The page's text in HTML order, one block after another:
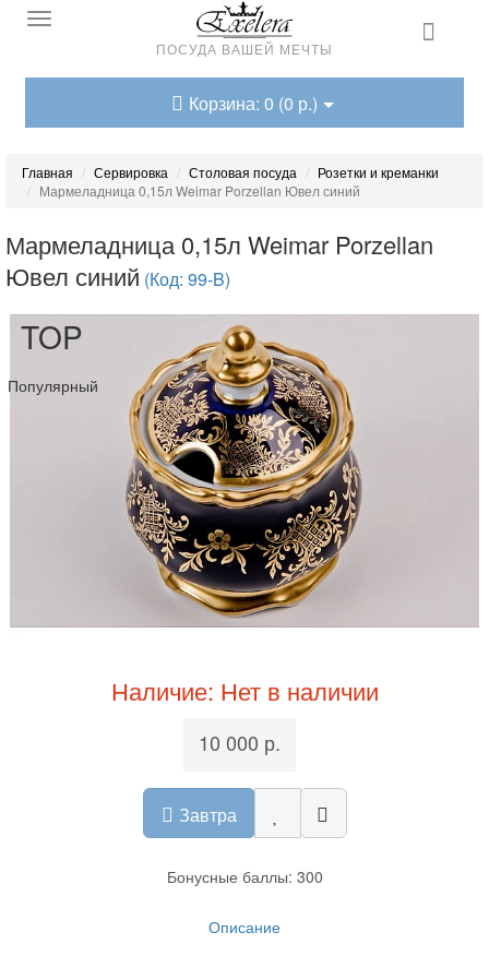
ПОСУДА ВАШЕЙ МЕЧТЫ
Корзина: 0 (0 р.)
Главная Сервировка Столовая посуда
Розетки и креманки
Мармеладница 0,15л Weimar Porzellan Ювел синий
Мармеладница 0,15л Weimar Porzellan
Ювел синий (Код: 99-B)
TOP
Популярный
Наличие: Нет в наличии
10 000 р.
Завтра
Бонусные баллы: 300
Описание